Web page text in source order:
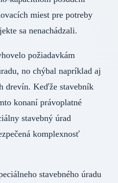
miest pre potreby
sa nenachádzali.
požiadavkám
no chýbal napríklad aj
drevín. Keďže stavebník
konaní právoplatné
stavebný úrad
komplexnosť
stavebného úradu